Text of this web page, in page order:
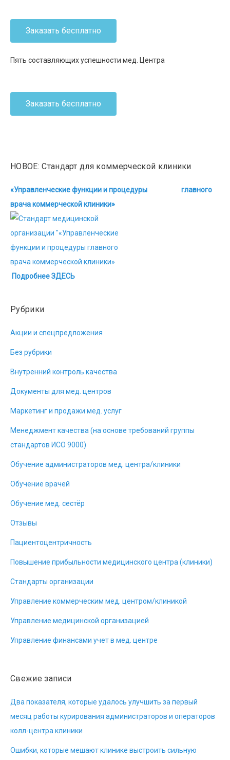
Заказать бесплатно
Пять составляющих успешности мед. Центра
Заказать бесплатно
НОВОЕ: Стандарт для коммерческой клиники
«Управленческие функции и процедуры главного
врача коммерческой клиники»
Подробнее ЗДЕСЬ
Рубрики
Акции и спецпредложения
Без рубрики
Внутренний контроль качества
Документы для мед. центров
Маркетинг и продажи мед. услуг
Менеджмент качества (на основе требований группы
стандартов ИСО 9000)
Обучение администраторов мед. центра/клиники
Обучение врачей
Обучение мед. сестёр
Отзывы
Пациентоцентричность
Повышение прибыльности медицинского центра (клиники)
Стандарты организации
Управление коммерческим мед. центром/клиникой
Управление медицинской организацией
Управление финансами учет в мед. центре
Свежие записи
Два показателя, которые удалось улучшить за первый
месяц работы курирования администраторов и операторов
колл-центра клиники
Ошибки, которые мешают клинике выстроить сильную